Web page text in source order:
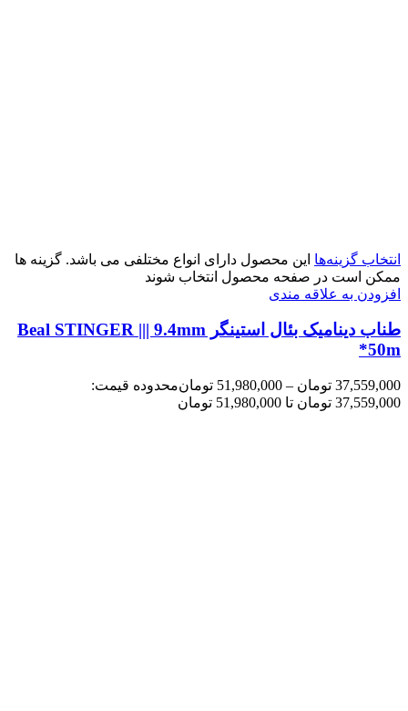
انتخاب گزینه‌ها این محصول دارای انواع مختلفی می باشد. گزینه ها
ممکن است در صفحه محصول انتخاب شوند
افزودن به علاقه مندی
طناب دینامیک بئال استینگر Beal STINGER ||| 9.4mm
*50m
37,559,000 تومان –
51,980,000 تومانمحدوده قیمت:
37,559,000 تومان تا 51,980,000 تومان